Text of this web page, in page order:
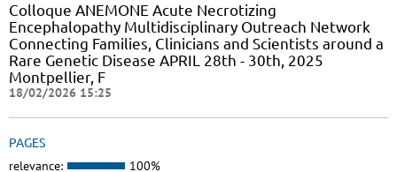
Colloque ANEMONE Acute Necrotizing
Encephalopathy Multidisciplinary Outreach Network
Connecting Families, Clinicians and Scientists around a
Rare Genetic Disease APRIL 28th - 30th, 2025
Montpellier, F
18/02/2026 15:25
PAGES
relevance: 100%